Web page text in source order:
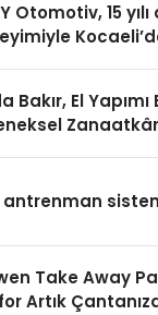
Otomotiv, 15
Bakır, El
antrenman
Take Away
Artık